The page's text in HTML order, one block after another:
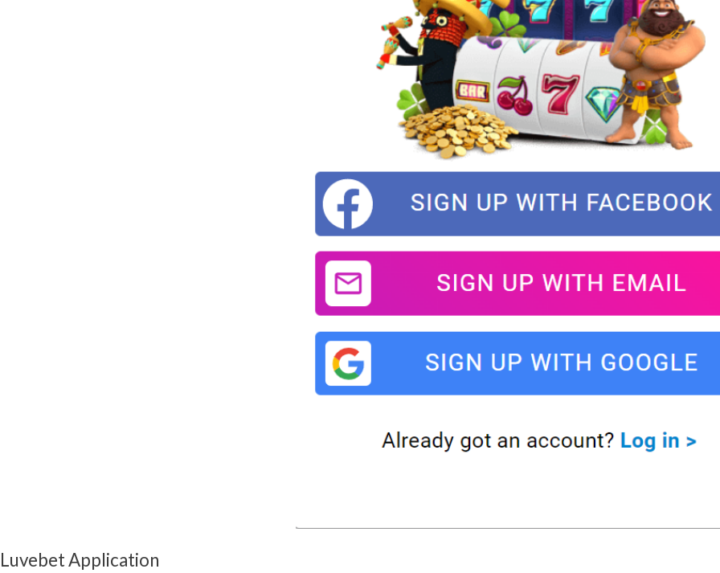
Luvebet Application